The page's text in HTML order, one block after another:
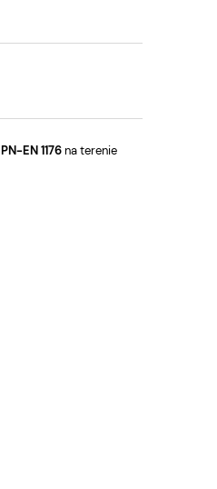
PN-EN 1176na terenie